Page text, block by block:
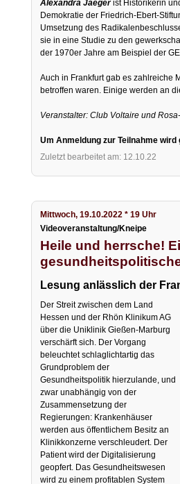
Alexandra Jaegerist Historikerin
Demokratie der Friedrich-Ebert-
Umsetzung des
sie in eine Studie zu den
der 1970er Jahre am Beispiel der
Auch in Frankfurt gab es zahlreiche
betroffen waren. Einige werden an
Veranstalter: Club Voltaire und
Um Anmeldung zur Teilnahme
Zuletzt bearbeitet am: 12.10.22
Mittwoch, 19.10.2022 * 19 Uhr
Videoveranstaltung/Kneipe
Heile und herrsche!
Lesung anlässlich der
Der Streit zwischen dem Land
Hessen und der Rhön Klinikum AG
über die Uniklinik Gießen-Marburg
verschärft sich. Der Vorgang
beleuchtet schlaglichtartig das
Grundproblem der
Gesundheitspolitik hierzulande, und
zwar unabhängig von der
Zusammensetzung der
Regierungen: Krankenhäuser
werden aus öffentlichem Besitz an
Klinikkonzerne verschleudert. Der
Patient wird der Digitalisierung
geopfert. Das Gesundheitswesen
wird zu einem profitablen System